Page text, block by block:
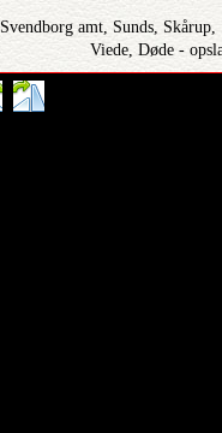
Svendborg amt, Sunds,
Viede, Døde -